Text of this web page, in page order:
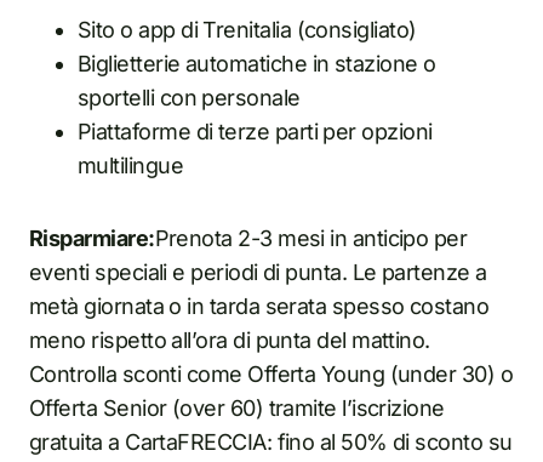
Sito o app di Trenitalia (consigliato)
Biglietterie automatiche in stazione o
sportelli con personale
Piattaforme di terze parti per opzioni
multilingue
Risparmiare:Prenota 2-3 mesi in anticipo per
eventi speciali e periodi di punta. Le partenze a
metà giornata o in tarda serata spesso costano
meno rispetto all’ora di punta del mattino.
Controlla sconti come Offerta Young (under 30) o
Offerta Senior (over 60) tramite l’iscrizione
gratuita a CartaFRECCIA: fino al 50% di sconto su